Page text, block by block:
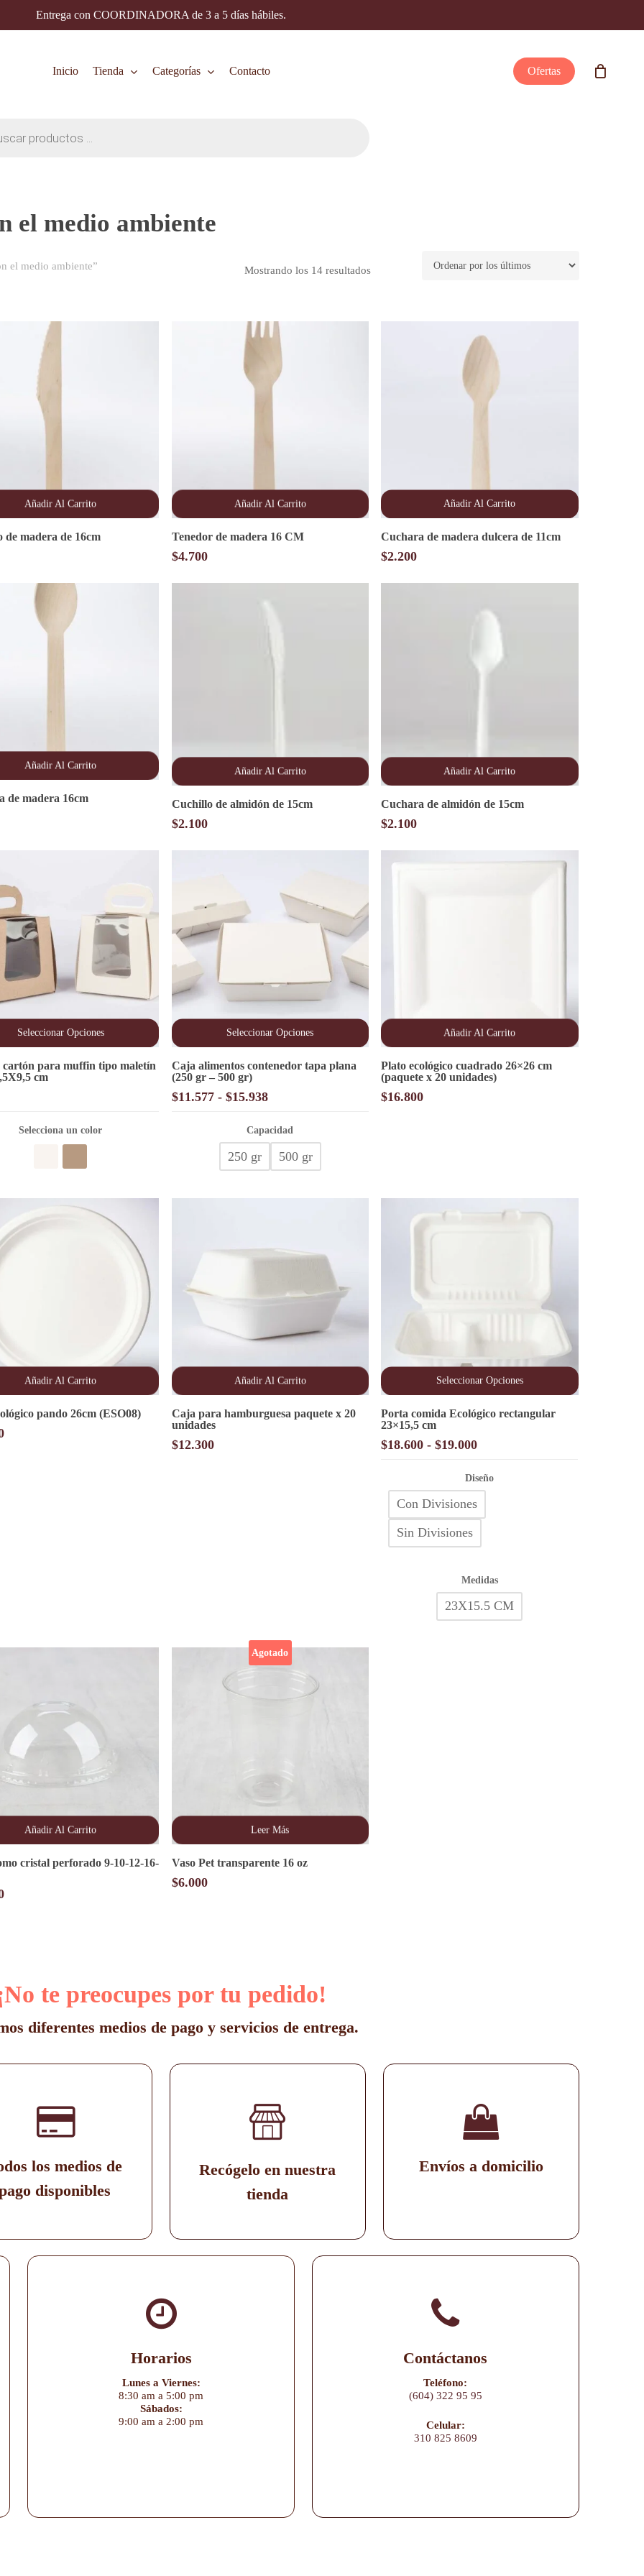
Entrega con COORDINADORA de 3 a 5 días hábiles.
Inicio Tienda Categorías Contacto Ofertas
el medio ambiente
Mostrando los 14 resultadosOrdenado
el medio ambiente”
Añadir Al Carrito
de madera de 16cm
Añadir Al Carrito
Tenedor de madera 16 CM
$4.700
Añadir Al Carrito
Cuchara de madera dulcera de 11cm
$2.200
Añadir Al Carrito
de madera 16cm
Añadir Al Carrito
Cuchillo de almidón de 15cm
$2.100
Añadir Al Carrito
Cuchara de almidón de 15cm
$2.100
Seleccionar Opciones
cartón para muffin tipo maletín
cm
Selecciona un color
Seleccionar Opciones
producto
tiene
múltiples
variantes.
Caja alimentos contenedor tapa plana
(250 gr – 500 gr)
$11.577 - $15.938Rango
precios:
desde
$11.577
hasta
Capacidad
250 gr 500 gr
Añadir Al Carrito
Plato ecológico cuadrado 26×26 cm
(paquete x 20 unidades)
$16.800
Añadir Al Carrito
pando 26cm (ESO08)
Añadir Al Carrito
Caja para hamburguesa paquete x 20
unidades
$12.300
Seleccionar Opciones
producto
tiene
múltiples
variantes.
se
pueden
elegir
Porta comida Ecológico rectangular
23×15,5 cm
$18.600 - $19.000Rango
precios:
desde
$18.600
hasta
Diseño
Con Divisiones
Sin Divisiones
Medidas
23X15.5 CM
Añadir Al Carrito
cristal perforado 9-10-12-16-
Leer Más
Agotado
Vaso Pet transparente 16 oz
$6.000
te preocupes por tu pedido!
diferentes medios de pago y servicios de entrega.
los medios de
disponibles
Recógelo en nuestra
tienda
Envíos a domicilio
Horarios
Lunes a Viernes:
8:30 am a 5:00 pm
Sábados:
9:00 am a 2:00 pm
Contáctanos
Teléfono:
(604) 322 95 95
Celular:
310 825 8609